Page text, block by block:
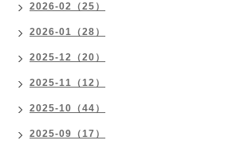
2026-02（25）
2026-01（28）
2025-12（20）
2025-11（12）
2025-10（44）
2025-09（17）